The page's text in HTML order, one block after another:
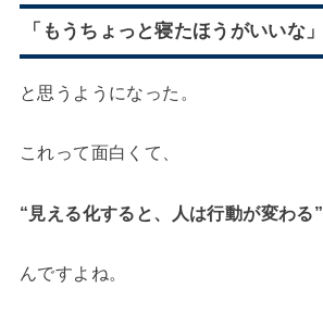
「もうちょっと寝たほうがいいな」
と思うようになった。
これって面白くて、
“見える化すると、人は行動が変わる”
んですよね。